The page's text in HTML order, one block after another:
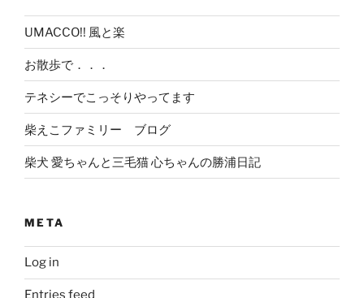
UMACCO!! 風と楽
お散歩で．．．
テネシーでこっそりやってます
柴えこファミリー ブログ
柴犬 愛ちゃんと三毛猫 心ちゃんの勝浦日記
META
Log in
Entries feed